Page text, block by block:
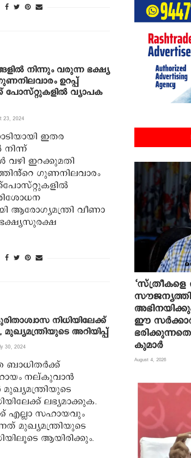
നിന്നും വരുന്ന ഭക്ഷ്യ
ഉറപ്പ്
പോസ്റ്റുകളില്‍ വ്യാപക
23, 2024
ഇതര
ഇറക്കുമതി
ഗുണനിലവാരം
ആരോഗ്യമന്ത്രി വീണാ
നിധിയിലേക്ക്
അറിയിപ്പ്
30, 2024
ബാധിതര്‍ക്ക്
നല്കുവാന്‍
ലഭ്യമാക്കുക.
എല്ലാ സഹായവും
മുഖ്യമന്ത്രിയുടെ
ആയിരിക്കും.
ഈ
കുമാർ
August 4, 2026